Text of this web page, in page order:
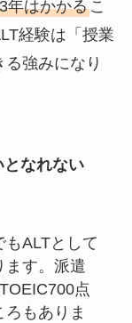
年はかかるこ
経験は「授業
強みになり
なれない
ALTとして
ます。派遣
点
もありま